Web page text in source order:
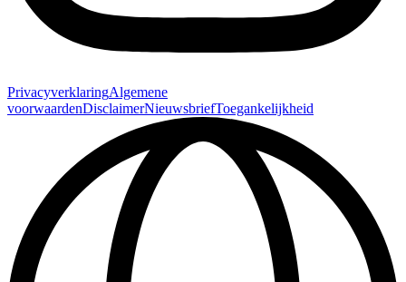
PrivacyverklaringAlgemene
voorwaardenDisclaimerNieuwsbriefToegankelijkheid